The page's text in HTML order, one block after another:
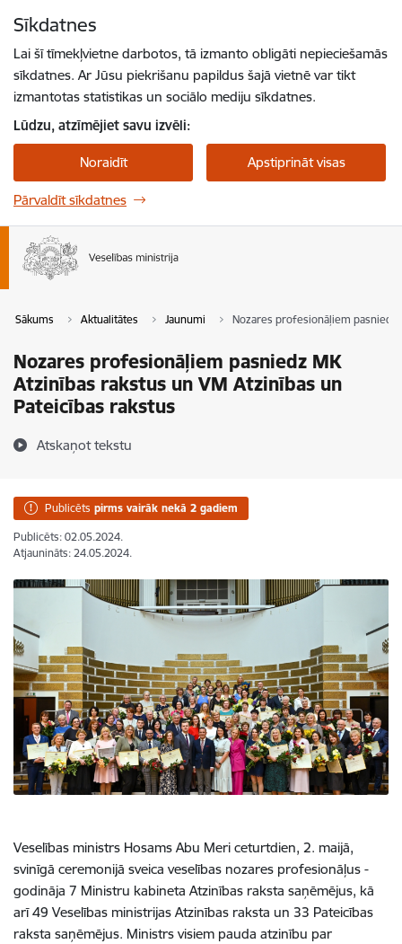
Sīkdatnes
Lai šī tīmekļvietne darbotos, tā izmanto obligāti nepieciešamās
sīkdatnes. Ar Jūsu piekrišanu papildus šajā vietnē var tikt
izmantotas statistikas un sociālo mediju sīkdatnes.
Lūdzu, atzīmējiet savu izvēli:
Noraidīt Apstiprināt visas
Pārvaldīt sīkdatnes
Sākums Aktualitātes Jaunumi Nozares profesionāļiem pasniedz
Nozares profesionāļiem pasniedz MK
Atzinības rakstus un VM Atzinības un
Pateicības rakstus
Atskaņot tekstu
Publicēts pirms vairāk nekā 2 gadiem
Publicēts: 02.05.2024.
Atjaunināts: 24.05.2024.
Veselības ministrs Hosams Abu Meri ceturtdien, 2. maijā,
svinīgā ceremonijā sveica veselības nozares profesionāļus -
godināja 7 Ministru kabineta Atzinības raksta saņēmējus, kā
arī 49 Veselības ministrijas Atzinības raksta un 33 Pateicības
raksta saņēmējus. Ministrs visiem pauda atzinību par